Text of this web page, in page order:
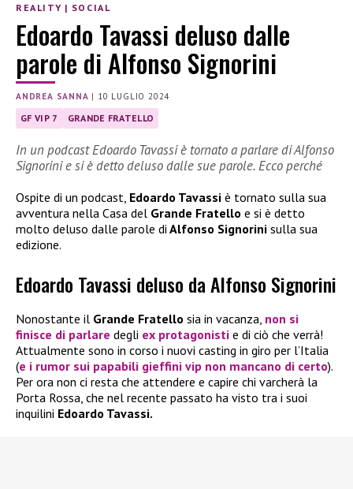
REALITY | SOCIAL
Edoardo Tavassi deluso dalle
parole di Alfonso Signorini
ANDREA SANNA | 10 LUGLIO 2024
GF VIP 7 GRANDE FRATELLO
In un podcast Edoardo Tavassi è tornato a parlare di Alfonso
Signorini e si è detto deluso dalle sue parole. Ecco perché
Ospite di un podcast, Edoardo Tavassi è tornato sulla sua
avventura nella Casa del Grande Fratello e si è detto
molto deluso dalle parole di Alfonso Signorini sulla sua
edizione.
Edoardo Tavassi deluso da Alfonso Signorini
Nonostante il Grande Fratello sia in vacanza, non si
finisce di parlare degli ex protagonisti e di ciò che verrà!
Attualmente sono in corso i nuovi casting in giro per l’Italia
(e i rumor sui papabili gieffini vip non mancano di certo).
Per ora non ci resta che attendere e capire chi varcherà la
Porta Rossa, che nel recente passato ha visto tra i suoi
inquilini Edoardo Tavassi.